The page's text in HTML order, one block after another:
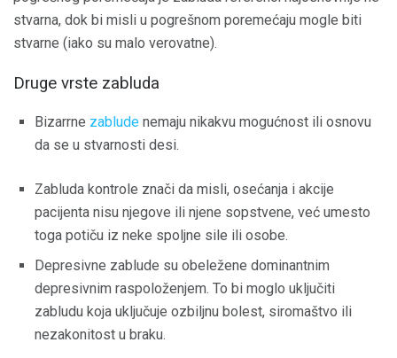
stvarna, dok bi misli u pogrešnom poremećaju mogle biti
stvarne (iako su malo verovatne).
Druge vrste zabluda
Bizarrne zablude nemaju nikakvu mogućnost ili osnovu
da se u stvarnosti desi.
Zabluda kontrole znači da misli, osećanja i akcije
pacijenta nisu njegove ili njene sopstvene, već umesto
toga potiču iz neke spoljne sile ili osobe.
Depresivne zablude su obeležene dominantnim
depresivnim raspoloženjem. To bi moglo uključiti
zabludu koja uključuje ozbiljnu bolest, siromaštvo ili
nezakonitost u braku.